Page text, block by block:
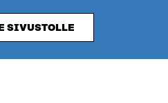
SIVUSTOLLE